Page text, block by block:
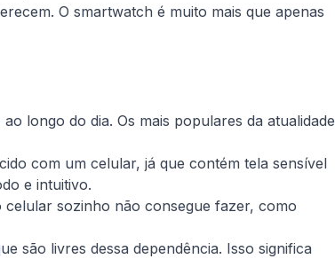
O smartwatch é muito mais que apenas
longo do dia. Os mais populares da atualidade
com um celular, já que contém tela sensível
e intuitivo.
celular sozinho não consegue fazer, como
são livres dessa dependência. Isso significa